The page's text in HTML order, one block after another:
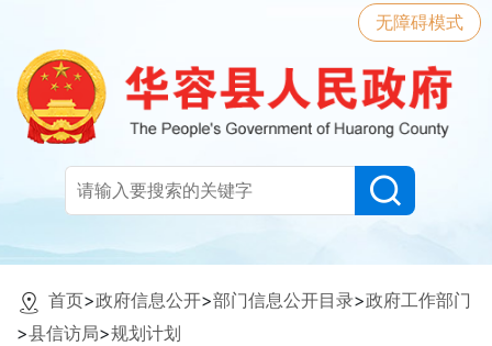
无障碍模式
首页>政府信息公开>部门信息公开目录>政府工作部门
>县信访局>规划计划